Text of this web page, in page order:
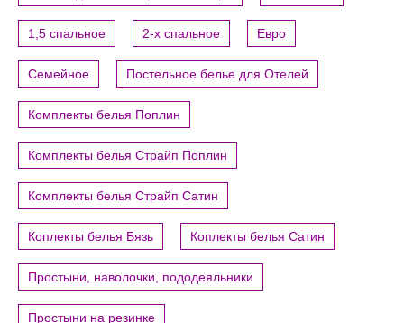
1,5 спальное 2-х спальное Евро
Семейное Постельное белье для Отелей
Комплекты белья Поплин
Комплекты белья Страйп Поплин
Комплекты белья Страйп Сатин
Коплекты белья Бязь Коплекты белья Сатин
Простыни, наволочки, пододеяльники
Простыни на резинке